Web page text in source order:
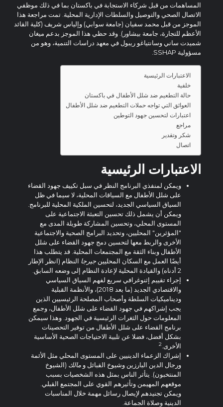
المساهمات من قبل شركاء الاستجابة في باكستان بما في ذلك موظفي
الاتصال الصحي والتوصيل والسلطات الإدارية المحلية. تمت مراجعة هذا
الموجز من قبل محمد سفيان (جامعة سوابي) وإلياس شريف (كلية القائد
الأعظم للتجارة، جامعة بيشاور). وقد حظي هذا الموجز بدعم ميغان
شميدت ساني وسانتياغو ريبول في معهد دراسات التنمية، وهو من
مسؤولية SSHAP.
الاعتبارات الرئيسية
خلفية
حالة التطعيم ضد شلل الأطفال في باكستان
العوائق التي تواجه حملات التطعيم ضد شلل الأطفال
اعتبارات لتحسين جهود التوطين
مراجع
شكر وتقدير
اتصال
الاعتبارات الرئيسية
ويمكن لمنفذي البرنامج النظر في سبل تكييف جهود القضاء
على شلل الأطفال مع السياقات المحلية، لا سيما في ظل
السياق السياسي الجديد، لتحسين الملكية المحلية للبرنامج.
ويمكن أن يشمل ذلك تحسين التعبئة الاجتماعية على
المستوى المحلي، وتحسين المشاركة طويلة المدى مع
"المؤثرين" المحليين، وتحديد البرامج الصحية والاجتماعية
الأخرى والربط معها لتحسين دمج جهود القضاء على شلل
الأطفال وبناء الثقة مع المجتمعات المحلية. قد يتطلب هذا
أيضًا العمل مع السكان المحليينجيرجاالنظام (انظر الإطار
إجراء تقييم إثنوغرافي سريع لفهم السياق السياسي
والاقتصادي الجديد (ما بعد 2018)، والأنظمة القبلية
وديناميكيات السلطة وأصحاب المصلحة الرئيسيين الذين
يجب إشراكهم في جهود القضاء على شلل الأطفال، وجمع
المعلومات حول الثغرات الرئيسية في الجهود. وهذا سيمكن
برنامج القضاء على شلل الأطفال من توفير التحصينات
بشكل أفضل، فضلا عن تلبية الاحتياجات الصحية الأساسية
الأخرى.2
إشراك الزعماء الدينيين على المستوى المحلي مثل الأئمة
ورجال الدين البارزين وشيوخ القبائل ومالك(الشيوخ
المنتخبون). يتأثر الناس بمثل هذه الشخصيات بسبب
موقعهم المهيمن وتأثيرهم القوي على المجتمع القبلي.
ويمكن تجنيدهم لإيصال رسائل مهمة خلال المناسبات
الدينية وصلاة الجماعة.